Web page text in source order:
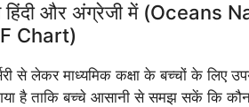
हिंदी और अंग्रेजी में
Chart)
से लेकर माध्यमिक कक्षा के बच्चों के लिए
है ताकि बच्चे आसानी से समझ सकें कि